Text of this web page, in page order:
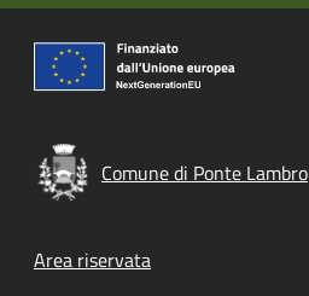
Comune di Ponte Lambro
Footer menu
Area riservata